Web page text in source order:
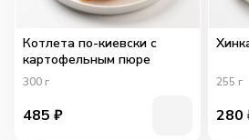
Котлета по-киевски с
картофельным пюре
300 г
485 ₽
255 г
280